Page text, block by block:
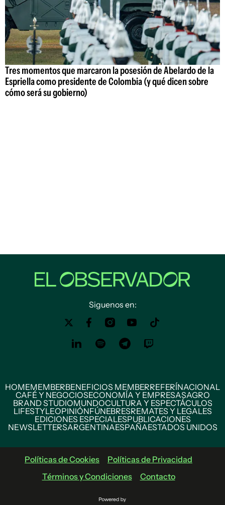
Tres momentos que marcaron la posesión de Abelardo de la
Espriella como presidente de Colombia (y qué dicen sobre
cómo será su gobierno)
Siguenos en:
HOMEMEMBERBENEFICIOS MEMBERREFERÍNACIONAL
CAFÉ Y NEGOCIOSECONOMÍA Y EMPRESASAGRO
BRAND STUDIOMUNDOCULTURA Y ESPECTÁCULOS
LIFESTYLEOPINIÓNFÚNEBRESREMATES Y LEGALES
EDICIONES ESPECIALESPUBLICACIONES
NEWSLETTERSARGENTINAESPAÑAESTADOS UNIDOS
Políticas de Cookies
Políticas de Privacidad
Términos y Condiciones
Contacto